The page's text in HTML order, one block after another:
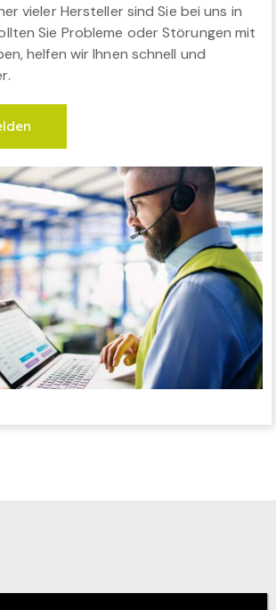
vieler Hersteller sind Sie bei uns in
Sie Probleme oder Störungen mit
helfen wir Ihnen schnell und